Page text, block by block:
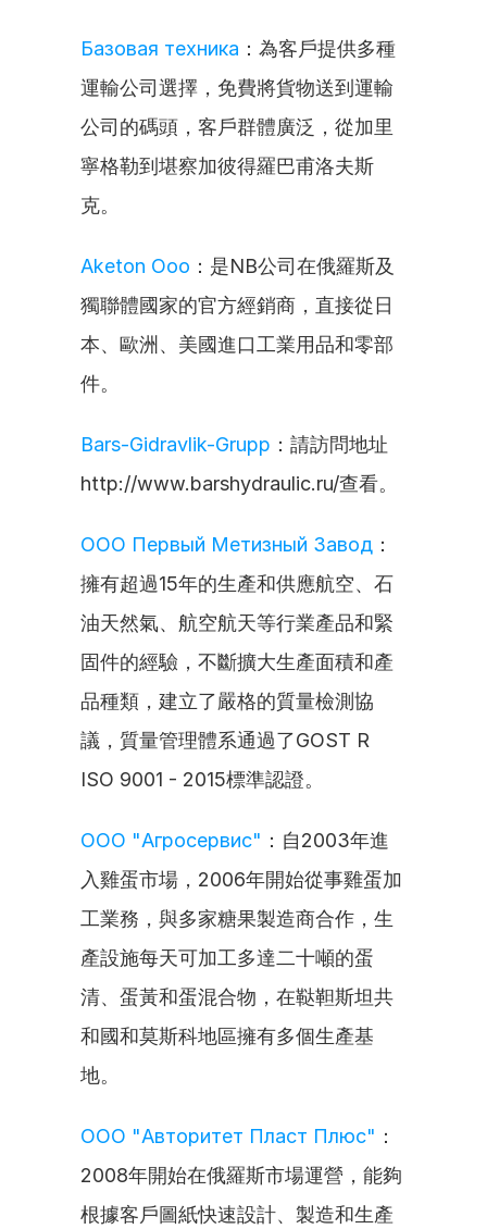
Базовая техника ：為客戶提供多種
運輸公司選擇，免費將貨物送到運輸
公司的碼頭，客戶群體廣泛，從加里
寧格勒到堪察加彼得羅巴甫洛夫斯
克。
Aketon Ooo ：是NB公司在俄羅斯及
獨聯體國家的官方經銷商，直接從日
本、歐洲、美國進口工業用品和零部
件。
Bars-Gidravlik-Grupp ：請訪問地址
http://www.barshydraulic.ru/查看。
ООО Первый Метизный Завод ：
擁有超過15年的生產和供應航空、石
油天然氣、航空航天等行業產品和緊
固件的經驗，不斷擴大生產面積和產
品種類，建立了嚴格的質量檢測協
議，質量管理體系通過了GOST R
ISO 9001 - 2015標準認證。
ООО "Агросервис" ：自2003年進
入雞蛋市場，2006年開始從事雞蛋加
工業務，與多家糖果製造商合作，生
產設施每天可加工多達二十噸的蛋
清、蛋黃和蛋混合物，在鞑靼斯坦共
和國和莫斯科地區擁有多個生產基
地。
ООО "Авторитет Пласт Плюс" ：
2008年開始在俄羅斯市場運營，能夠
根據客戶圖紙快速設計、製造和生產